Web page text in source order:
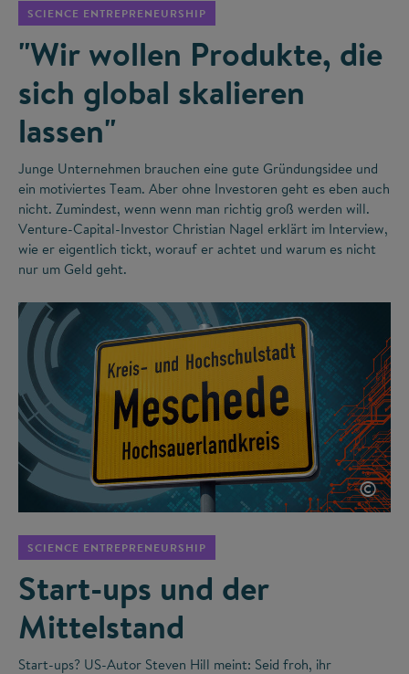
SCIENCE ENTREPRENEURSHIP
"Wir wollen Produkte, die
sich global skalieren
lassen"
Junge Unternehmen brauchen eine gute Gründungsidee und
ein motiviertes Team. Aber ohne Investoren geht es eben auch
nicht. Zumindest, wenn wenn man richtig groß werden will.
Venture-Capital-Investor Christian Nagel erklärt im Interview,
wie er eigentlich tickt, worauf er achtet und warum es nicht
nur um Geld geht.
©
SCIENCE ENTREPRENEURSHIP
Start-ups und der
Mittelstand
Start-ups? US-Autor Steven Hill meint: Seid froh, ihr